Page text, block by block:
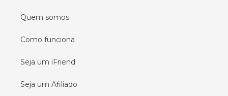
Quem somos
Como funciona
Seja um iFriend
Seja um Afiliado